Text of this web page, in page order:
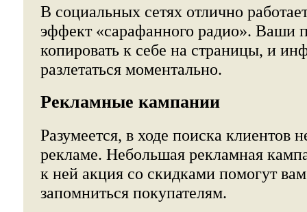
В социальных сетях отлично
эффект «сарафанного радио». Ваши
копировать к себе на страницы, и
разлетаться моментально.
Рекламные кампании
Разумеется, в ходе поиска клиентов
рекламе. Небольшая рекламная
к ней акция со скидками помогут вам
запомниться покупателям.